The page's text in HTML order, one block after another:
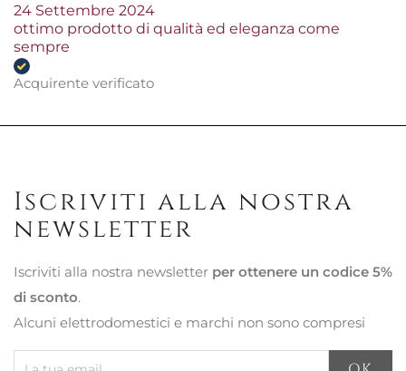
24 Settembre 2024
ottimo prodotto di qualità ed eleganza come
sempre
Acquirente verificato
Iscriviti alla nostra
newsletter
Iscriviti alla nostra newsletter per ottenere un codice 5%
di sconto.
Alcuni elettrodomestici e marchi non sono compresi